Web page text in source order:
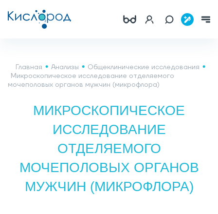
Главная Анализы
Общеклинические исследования
Микроскопическое исследование отделяемого
мочеполовых органов мужчин (микрофлора)
МИКРОСКОПИЧЕСКОЕ
ИССЛЕДОВАНИЕ
ОТДЕЛЯЕМОГО
МОЧЕПОЛОВЫХ ОРГАНОВ
МУЖЧИН (МИКРОФЛОРА)